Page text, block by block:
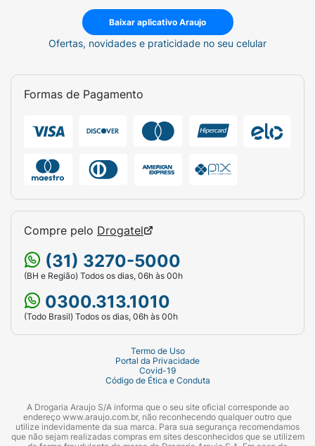
Baixar aplicativo Araujo
Ofertas, novidades e praticidade no seu celular
Formas de Pagamento
Compre pelo Drogatel
(31) 3270-5000
(BH e Região) Todos os dias, 06h às 00h
0300.313.1010
(Todo Brasil) Todos os dias, 06h às 00h
Termo de Uso
Portal da Privacidade
Covid-19
Código de Ética e Conduta
A Drogaria Araujo S/A informa que o seu site oficial corresponde ao
endereço www.araujo.com.br, não reconhecendo qualquer outro que
utilize indevidamente da sua marca. Para sua segurança recomendamos
que não sejam realizadas compras em sites desconhecidos que se utilizem